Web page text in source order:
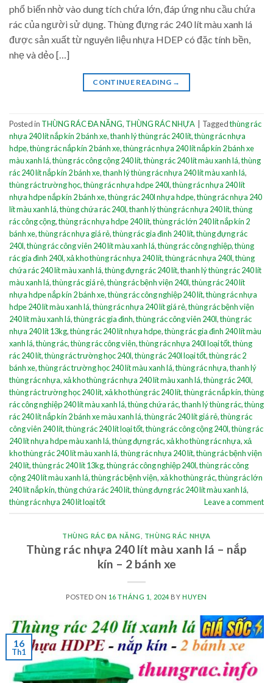
phổ biến nhờ vào dung tích chứa lớn, đáp ứng nhu cầu chứa
rác của người sử dụng. Thùng đựng rác 240 lít màu xanh lá
được sản xuất từ nguyên liệu nhựa HDEP có đặc tính bền,
nhẹ và dẻo […]
CONTINUE READING →
Posted in THÙNG RÁC ĐA NĂNG, THÙNG RÁC NHỰA Taggedthùng rác
nhựa 240 lít nắp kín 2 bánh xe,thanh lý thùng rác 240 lít,thùng rác nhựa
hdpe,thùng rác nắp kín 2 bánh xe,thùng rác nhựa 240 lít nắp kín 2 bánh xe
màu xanh lá,thùng rác công cộng 240 lít,thùng rác 240 lít màu xanh lá,thùng
rác 240 lít nắp kín 2 bánh xe,thanh lý thùng rác nhựa 240 lít màu xanh lá,
thùng rác trường học,thùng rác nhựa hdpe 240l,thùng rác nhựa 240 lít
nhựa hdpe nắp kín 2 bánh xe,thùng rác 240l nhựa hdpe,thùng rác nhựa 240
lít màu xanh lá,thùng chứa rác 240l,thanh lý thùng rác nhựa 240 lít,thùng
rác công cộng,thùng rác nhựa hdpe 240 lít,thùng rác lớn 240 lít nắp kín 2
bánh xe,thùng rác nhựa giá rẻ,thùng rác gia đình 240 lít,thùng đựng rác
240l,thùng rác công viên 240 lít màu xanh lá,thùng rác công nghiệp,thùng
rác gia đình 240l,xả kho thùng rác nhựa 240 lít,thùng rác nhựa 240l,thùng
chứa rác 240 lít màu xanh lá,thùng đựng rác 240 lít,thanh lý thùng rác 240 lít
màu xanh lá,thùng rác giá rẻ,thùng rác bệnh viện 240l,thùng rác 240 lít
nhựa hdpe nắp kín 2 bánh xe,thùng rác công nghiệp 240 lít,thùng rác nhựa
hdpe 240 lít màu xanh lá,thùng rác nhựa 240 lít giá rẻ,thùng rác bệnh viện
240 lít màu xanh lá,thùng rác gia đình,thùng rác công viên 240l,thùng rác
nhựa 240 lít 13kg,thùng rác 240 lít nhựa hdpe,thùng rác gia đình 240 lít màu
xanh lá,thùng rác,thùng rác công viên,thùng rác nhựa 240l loại tốt,thùng
rác 240 lít,thùng rác trường học 240l,thùng rác 240l loại tốt,thùng rác 2
bánh xe,thùng rác trường học 240 lít màu xanh lá,thùng rác nhựa,thanh lý
thùng rác nhựa,xả kho thùng rác nhựa 240 lít màu xanh lá,thùng rác 240l,
thùng rác trường học 240 lít,xả kho thùng rác 240 lít,thùng rác nắp kín,thùng
rác công nghiệp 240 lít màu xanh lá,thùng chứa rác,thanh lý thùng rác,thùng
rác 240 lít nắp kín 2 bánh xe màu xanh lá,thùng rác 240 lít giá rẻ,thùng rác
công viên 240 lít,thùng rác 240 lít loại tốt,thùng rác công cộng 240l,thùng rác
240 lít nhựa hdpe màu xanh lá,thùng đựng rác,xả kho thùng rác nhựa,xả
kho thùng rác 240 lít màu xanh lá,thùng rác nhựa 240 lít,thùng rác bệnh viện
240 lít,thùng rác 240 lít 13kg,thùng rác công nghiệp 240l,thùng rác công
cộng 240 lít màu xanh lá,thùng rác bệnh viện,xả kho thùng rác,thùng rác lớn
240 lít nắp kín,thùng chứa rác 240 lít,thùng đựng rác 240 lít màu xanh lá,
thùng rác nhựa 240 lít loại tốt
Leave a comment
THÙNG RÁC ĐA NĂNG THÙNG RÁC NHỰA
Thùng rác nhựa 240 lít màu xanh lá – nắp
kín – 2 bánh xe
POSTED ON 16 THÁNG 1, 2024BY HUYEN
16
Th1